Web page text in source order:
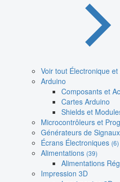
Voir tout Électronique
Arduino
Composants et
Cartes Arduino
Shields et
Microcontrôleurs et
Générateurs de Signaux
Écrans Électroniques (6)
Alimentations (39)
Alimentations
Impression 3D